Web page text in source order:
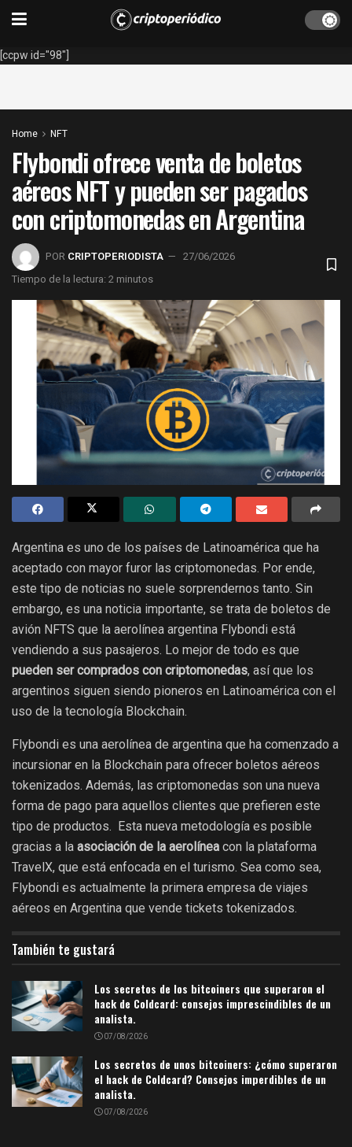
[ccpw id="98"]
Home NFT
Flybondi ofrece venta de boletos
aéreos NFT y pueden ser pagados
con criptomonedas en Argentina
POR CRIPTOPERIODISTA
27/06/2026
Tiempo de la lectura: 2 minutos
Argentina es uno de los países de Latinoamérica que ha
aceptado con mayor furor las criptomonedas. Por ende,
este tipo de noticias no suele sorprendernos tanto. Sin
embargo, es una noticia importante, se trata de boletos de
avión NFTS que la aerolínea argentina Flybondi está
vendiendo a sus pasajeros. Lo mejor de todo es que
pueden ser comprados con criptomonedas, así que los
argentinos siguen siendo pioneros en Latinoamérica con el
uso de la tecnología Blockchain.
Flybondi es una aerolínea de argentina que ha comenzado a
incursionar en la Blockchain para ofrecer boletos aéreos
tokenizados. Además, las criptomonedas son una nueva
forma de pago para aquellos clientes que prefieren este
tipo de productos. Esta nueva metodología es posible
gracias a la asociación de la aerolínea con la plataforma
TravelX, que está enfocada en el turismo. Sea como sea,
Flybondi es actualmente la primera empresa de viajes
aéreos en Argentina que vende tickets tokenizados.
También te gustará
Los secretos de los bitcoiners que superaron el
hack de Coldcard: consejos imprescindibles de un
analista.
07/08/2026
Los secretos de unos bitcoiners: ¿cómo superaron
el hack de Coldcard? Consejos imperdibles de un
analista.
07/08/2026